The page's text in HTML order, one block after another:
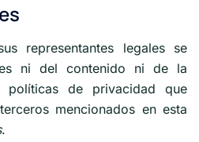
representantes legales se
ni del contenido ni de la
políticas de privacidad que
mencionados en esta
.